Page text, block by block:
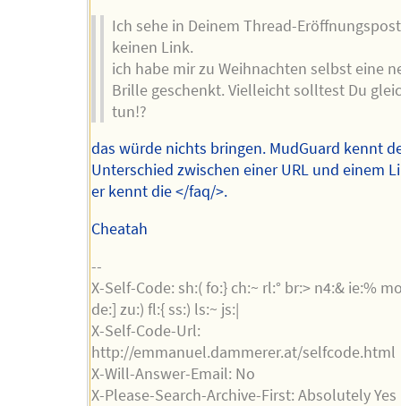
Ich sehe in Deinem Thread-
keinen Link.
ich habe mir zu Weihnachten selbst eine
Brille geschenkt. Vielleicht solltest Du
tun!?
das würde nichts bringen. MudGuard kennt
Unterschied zwischen einer URL und einem
er kennt die </faq/>.
Cheatah
--
X-Self-Code: sh:( fo:} ch:~ rl:° br:> n4:& ie:%
de:] zu:) fl:{ ss:) ls:~ js:|
X-Self-Code-Url:
http://emmanuel.dammerer.at/selfcode.html
X-Will-Answer-Email: No
X-Please-Search-Archive-First: Absolutely Yes